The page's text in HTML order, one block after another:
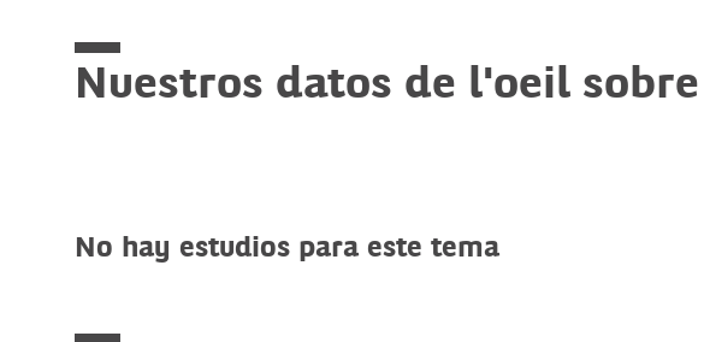
Nuestros datos de l'oeil
No hay estudios para este tema